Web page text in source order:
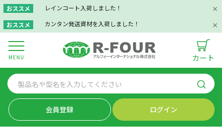
おススメ レインコート入荷しました！
おススメ カンタン発送資材を入荷しました！
MENU カート
会員登録 ログイン